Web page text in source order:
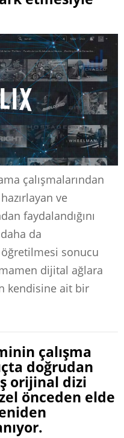
çalışmalarından
ve
faydalandığını
da
sonucu
dijital ağlara
kendisine ait bir
çalışma
doğrudan
orijinal dizi
önceden elde